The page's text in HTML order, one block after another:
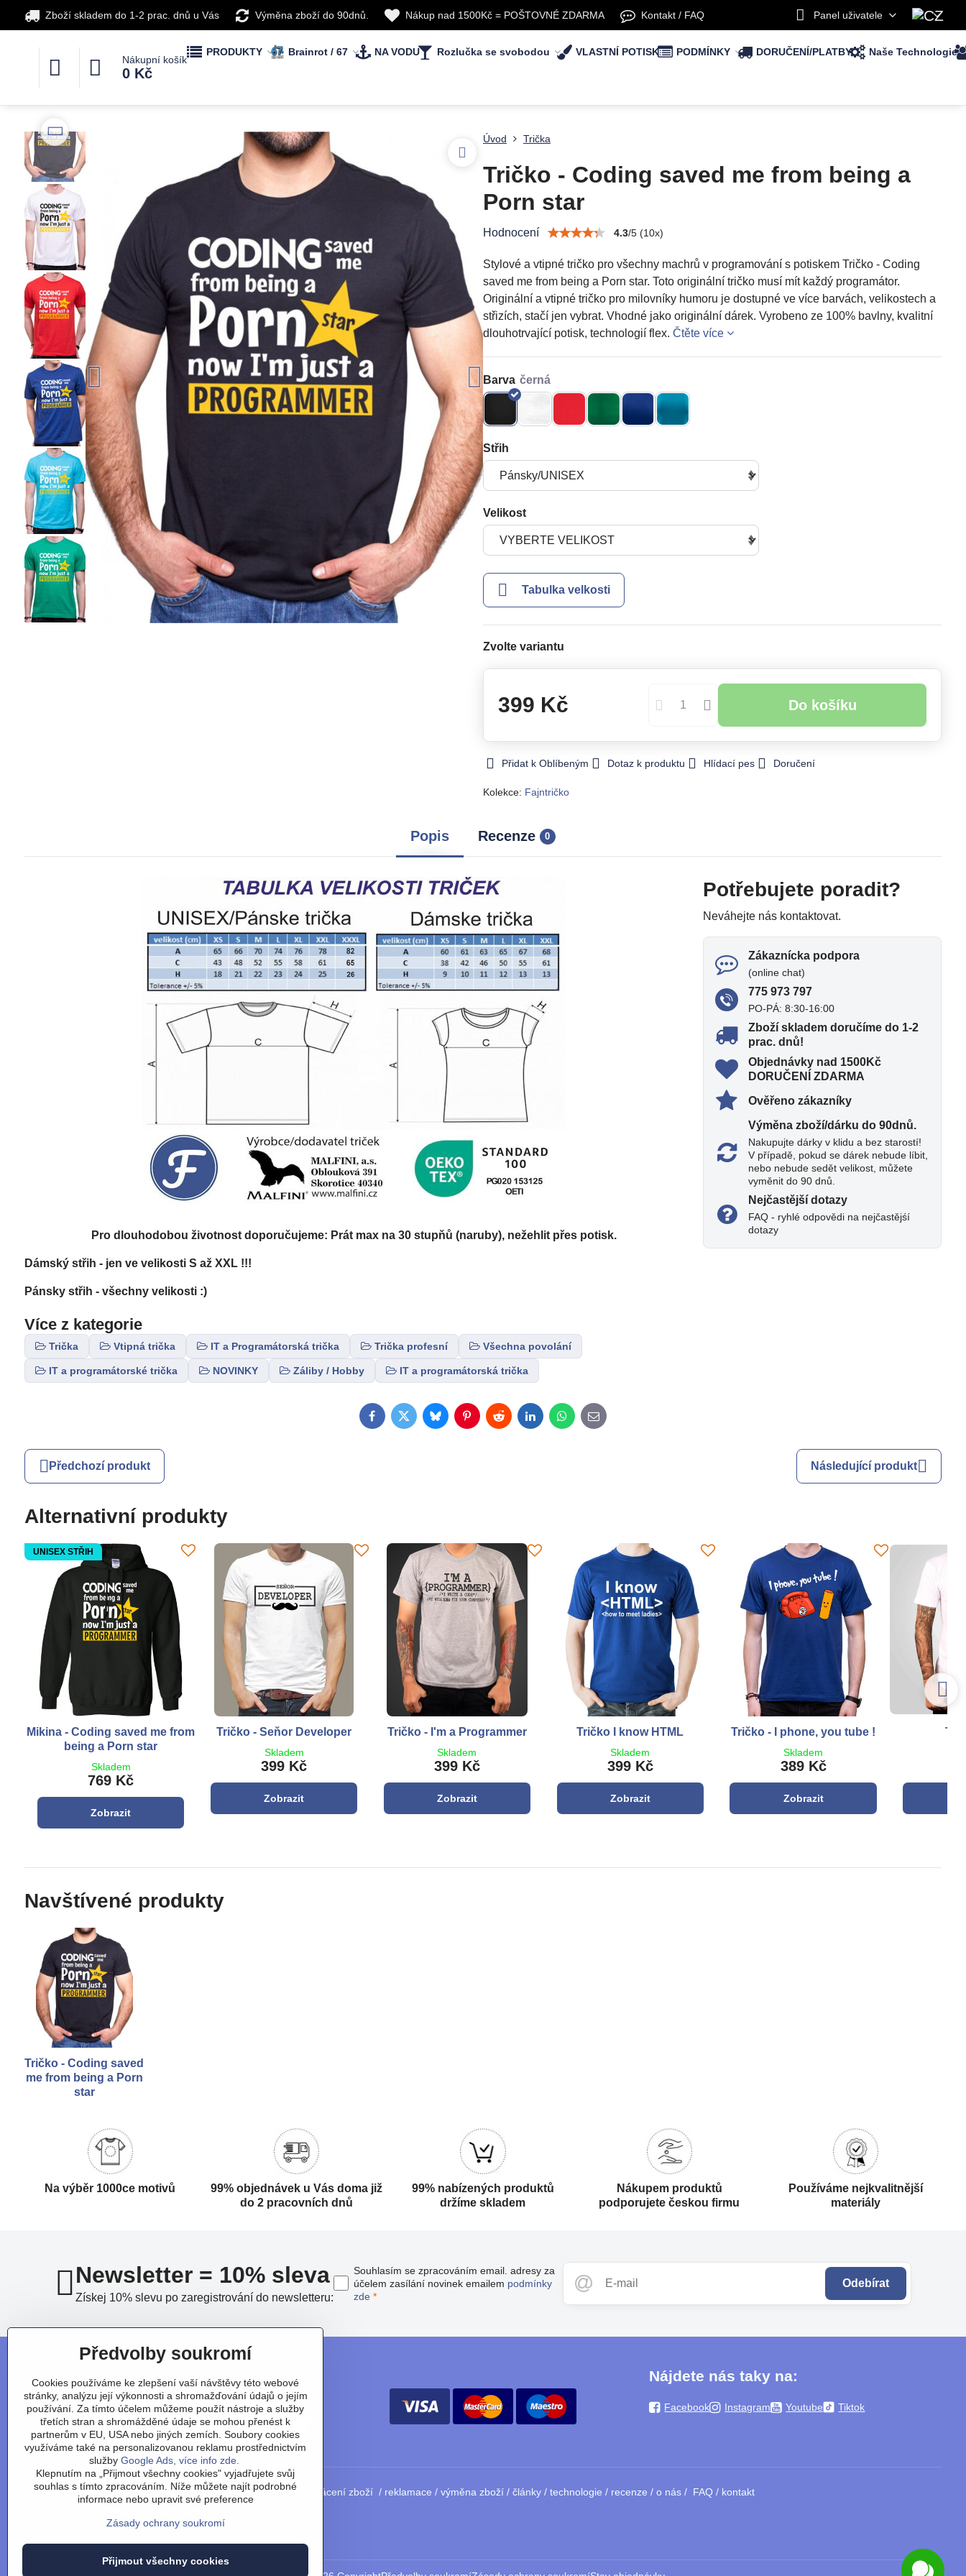
Zboží skladem do 1-2 prac. dnů u Vás Výměna zboží do 90dnů. Nákup nad 1500Kč = POŠTOVNÉ ZDARMA Kontakt / FAQ Panel uživatele
Nákupní košík
0 Kč
PRODUKTY Brainrot / 67 NA VODU Rozlučka se svobodou VLASTNÍ POTISK PODMÍNKY DORUČENÍ/PLATBY Naše Technologie
Úvod Trička
Tričko - Coding saved me from being a
Porn star
Hodnocení 4.3/5(10x)
Stylové a vtipné tričko pro všechny machrů v programování s potiskem Tričko - Coding
saved me from being a Porn star. Toto originální tričko musí mít každý programátor.
Originální a vtipné tričko pro milovníky humoru je dostupné ve více barvách, velikostech a
střizích, stačí jen vybrat. Vhodné jako originální dárek. Vyrobeno ze 100% bavlny, kvalitní
dlouhotrvající potisk, technologií flex. Čtěte více
Barva
Střih
Velikost
Tabulka velkosti
Zvolte variantu
399 Kč Do košíku
Přidat k Oblíbeným Dotaz k produktu Hlídací pes Doručení
Kolekce: Fajntričko
Popis Recenze 0
Pro dlouhodobou životnost doporučujeme: Prát max na 30 stupňů (naruby), nežehlit přes potisk.
Dámský střih - jen ve velikosti S až XXL !!!
Pánsky střih - všechny velikosti :)
Více z kategorie
Trička Vtipná trička IT a Programátorská trička Trička profesní Všechna povolání
IT a programátorské trička NOVINKY Záliby / Hobby IT a programátorská trička
Potřebujete poradit?
Neváhejte nás kontaktovat.
Zákaznícka podpora
(online chat)
775 973 797
PO-PÁ: 8:30-16:00
Zboží skladem doručíme do 1-2
prac​. dnů!
Objednávky nad 1500Kč
DORUČENÍ ZDARMA
Ověřeno zákazníky
Výměna zboží/dárku do 90dnů​.
Nakupujte dárky v klidu a bez starostí!
V případě, pokud se dárek nebude líbit,
nebo nebude sedět velikost, můžete
vyměnit do 90 dnů.
Nejčastější dotazy
FAQ - ryhlé odpovědi na nejčastějśí
dotazy
FacebookTwitterBlueskyPinterestRedditLinkedInWhatsApp
E-
mail
Předchozí produkt Následující produkt
Alternativní produkty
UNISEX STŘIH
Mikina - Coding saved me from
being a Porn star
Skladem
769 Kč
Zobrazit
Tričko - Seňor Developer
Skladem
399 Kč
Zobrazit
Tričko - I'm a Programmer
Skladem
399 Kč
Zobrazit
Tričko I know HTML
Skladem
399 Kč
Zobrazit
Tričko - I phone, you tube !
Skladem
389 Kč
Zobrazit
Navštívené produkty
Tričko - Coding saved
me from being a Porn
star
Na výběr 1000ce motivů
99% objednávek u Vás doma již
do 2 pracovních dnů
99% nabízených produktů
držíme skladem
Nákupem produktů
podporujete českou firmu
Používáme nejkvalitnější
materiály
Newsletter = 10% sleva
Získej 10% slevu po zaregistrování do newsletteru:
Odebírat
Souhlasím se zpracováním email. adresy za
účelem zasílání novinek emailem podmínky
zde *
Nájdete nás taky na:
Facebook Instagram Youtube Tiktok
Obchodní podmínky vrácení zboží/ reklamace / výměna zboží/ články/ technologie / recenze / o nás/ FAQ/ kontakt
Předvolby soukromí
Cookies používáme ke zlepšení vaší návštěvy této webové
stránky, analýzu její výkonnosti a shromažďování údajů o jejím
používání. Za tímto účelem můžeme použít nástroje a služby
třetích stran a shromážděné údaje se mohou přenést k
partnerům v EU, USA nebo jiných zemích. Soubory cookies
využíváme také na personalizovanou reklamu prostřednictvím
služby Google Ads, více info zde.
Klepnutím na „Přijmout všechny cookies" vyjadřujete svůj
souhlas s tímto zpracováním. Níže můžete najít podrobné
informace nebo upravit své preference
Zásady ochrany soukromí
Přijmout všechny cookies